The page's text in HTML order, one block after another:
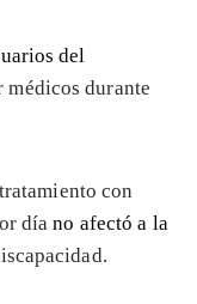
del
médicos durante
con
díano afectó a la